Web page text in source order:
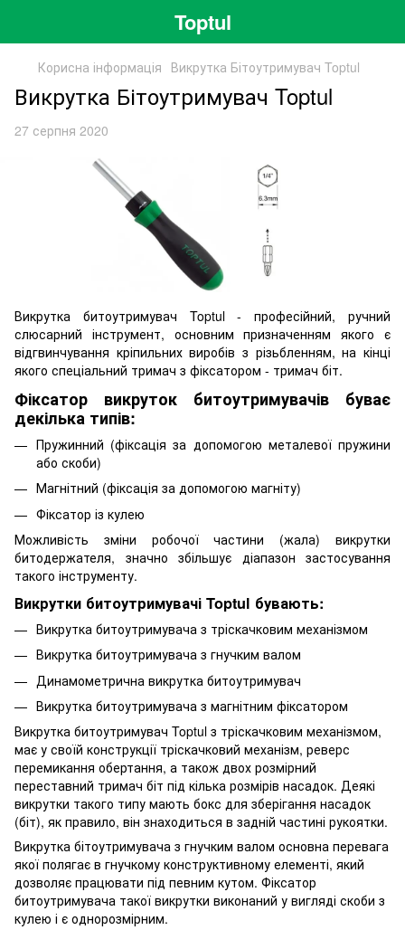
Toptul
Корисна інформація Викрутка Бітоутримувач Toptul
Викрутка Бітоутримувач Toptul
27 серпня 2020
Викрутка битоутримувач Toptul - професійний, ручний
слюсарний інструмент, основним призначенням якого є
відгвинчування кріпильних виробів з різьбленням, на кінці
якого спеціальний тримач з фіксатором - тримач біт.
Фіксатор викруток битоутримувачів буває
декілька типів:
Пружинний (фіксація за допомогою металевої пружини
або скоби)
Магнітний (фіксація за допомогою магніту)
Фіксатор із кулею
Можливість зміни робочої частини (жала) викрутки
битодержателя, значно збільшує діапазон застосування
такого інструменту.
Викрутки битоутримувачі Toptul бувають:
Викрутка битоутримувача з тріскачковим механізмом
Викрутка битоутримувача з гнучким валом
Динамометрична викрутка битоутримувач
Викрутка битоутримувача з магнітним фіксатором
Викрутка битоутримувач Toptul з тріскачковим механізмом,
має у своїй конструкції тріскачковий механізм, реверс
перемикання обертання, а також двох розмірний
переставний тримач біт під кілька розмірів насадок. Деякі
викрутки такого типу мають бокс для зберігання насадок
(біт), як правило, він знаходиться в задній частині рукоятки.
Викрутка бітоутримувача з гнучким валом основна перевага
якої полягає в гнучкому конструктивному елементі, який
дозволяє працювати під певним кутом. Фіксатор
битоутримувача такої викрутки виконаний у вигляді скоби з
кулею і є однорозмірним.